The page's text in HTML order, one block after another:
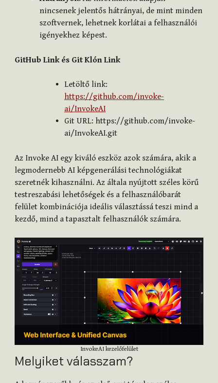
nincsenek jelentős hátrányai, de mint minden
szoftvernek, lehetnek korlátai a felhasználói
igényekhez képest.
GitHub Link és Git Klón Link
Letöltő link:
https://github.com/invoke-
ai/InvokeAI
Git URL: https://github.com/invoke-
ai/InvokeAI.git
Az Invoke AI egy kiváló eszköz azok számára, akik a
legmodernebb AI képgenerálási technológiákat
szeretnék kihasználni. Az általa nyújtott széles körű
testreszabási lehetőségek és a felhasználóbarát
felület kombinációja ideális választássá teszi mind a
kezdő, mind a tapasztalt felhasználók számára.
InvokeAI kezelőfelület
Melyiket válasszam?